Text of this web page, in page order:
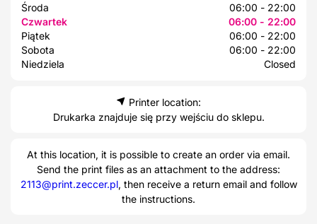
Środa
06:00 - 22:00
Czwartek
06:00 - 22:00
Piątek
06:00 - 22:00
Sobota
06:00 - 22:00
Niedziela
Closed
Printer location:
Drukarka znajduje się przy wejściu do sklepu.
At this location, it is possible to create an order via email.
Send the print files as an attachment to the address:
2113@print.zeccer.pl, then receive a return email and follow
the instructions.